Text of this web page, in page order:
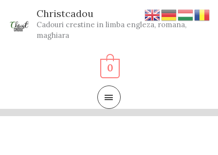
content
Christcadou
Cadouri crestine in limba engleza, romana,
maghiara
MAIN
MENU
0